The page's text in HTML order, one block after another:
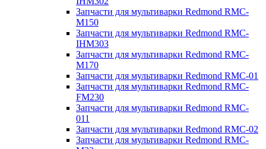
Запчасти для мультиварки Redmond RMC-
M150
Запчасти для мультиварки Redmond RMC-
IHM303
Запчасти для мультиварки Redmond RMC-
M170
Запчасти для мультиварки Redmond RMC-01
Запчасти для мультиварки Redmond RMC-
FM230
Запчасти для мультиварки Redmond RMC-
011
Запчасти для мультиварки Redmond RMC-02
Запчасти для мультиварки Redmond RMC-